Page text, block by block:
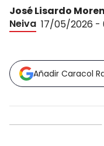
José Lisardo
Neiva 17/05/2026 -
Añadir Caracol